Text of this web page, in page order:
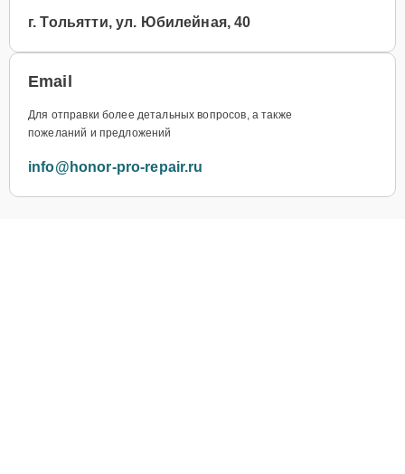
г. Тольятти, ул. Юбилейная, 40
Email
Для отправки более детальных вопросов, а также
пожеланий и предложений
info@honor-pro-repair.ru